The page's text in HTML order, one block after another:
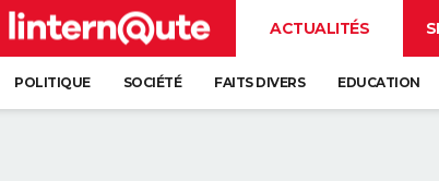
ACTUALITÉS
POLITIQUE SOCIÉTÉ FAITS DIVERS EDUCATION